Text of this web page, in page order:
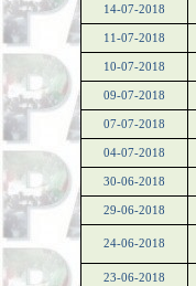
14-07-2018
11-07-2018
10-07-2018
09-07-2018
07-07-2018
04-07-2018
30-06-2018
29-06-2018
24-06-2018
23-06-2018